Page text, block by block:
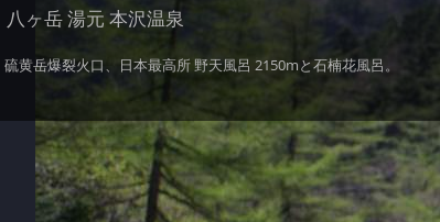
八ヶ岳 湯元 本沢温泉
硫黄岳爆裂火口、日本最高所 野天風呂 2150mと石楠花風呂。